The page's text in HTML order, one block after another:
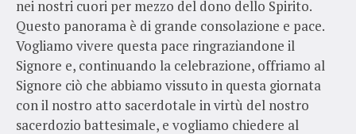
nei nostri cuori per mezzo del dono dello Spirito.
Questo panorama è di grande consolazione e pace.
Vogliamo vivere questa pace ringraziandone il
Signore e, continuando la celebrazione, offriamo al
Signore ciò che abbiamo vissuto in questa giornata
con il nostro atto sacerdotale in virtù del nostro
sacerdozio battesimale, e vogliamo chiedere al